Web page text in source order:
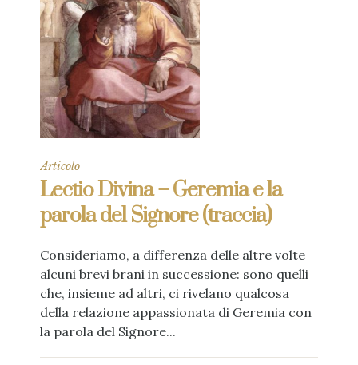
Articolo
Lectio Divina – Geremia e la
parola del Signore (traccia)
Consideriamo, a differenza delle altre volte
alcuni brevi brani in successione: sono quelli
che, insieme ad altri, ci rivelano qualcosa
della relazione appassionata di Geremia con
la parola del Signore...